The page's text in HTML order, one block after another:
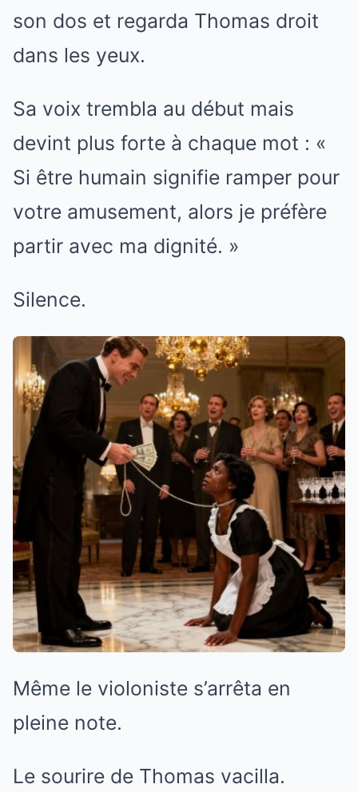
son dos et regarda Thomas droit
dans les yeux.
Sa voix trembla au début mais
devint plus forte à chaque mot : «
Si être humain signifie ramper pour
votre amusement, alors je préfère
partir avec ma dignité. »
Silence.
Même le violoniste s’arrêta en
pleine note.
Le sourire de Thomas vacilla.